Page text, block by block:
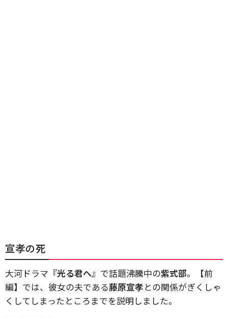
宣孝の死
大河ドラマ 『光る君へ』 で話題沸騰中の紫式部。【前
編】では、彼女の夫である藤原宣孝との関係がぎくしゃ
くしてしまったところまでを説明しました。